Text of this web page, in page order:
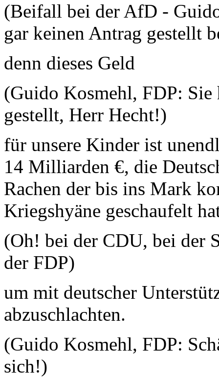
(Beifall bei der AfD -
gar keinen Antrag gestellt
denn dieses Geld
(Guido Kosmehl, FDP: Sie
gestellt, Herr Hecht!)
für unsere Kinder ist
14 Milliarden €, die
Rachen der bis ins Mark
Kriegshyäne geschaufelt
(Oh! bei der CDU, bei der
der FDP)
um mit deutscher
abzuschlachten.
(Guido Kosmehl, FDP:
sich!)